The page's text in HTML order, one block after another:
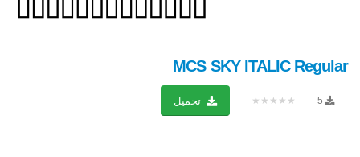
MCS SKY ITALIC Regular
5
★★★★★ تحميل